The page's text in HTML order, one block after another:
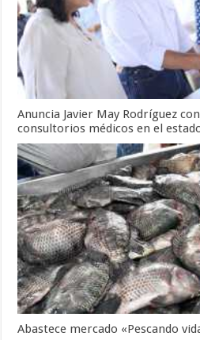
Anuncia Javier May Rodríguez
consultorios médicos en el
Abastece mercado «Pescando